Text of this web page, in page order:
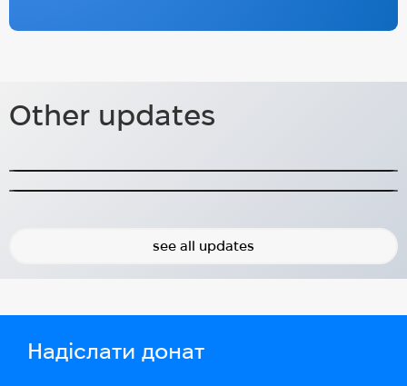
Other updates
співпраця — HUG на HIP25
Геополітика, інновації та співпраця — HUG на
Hug (Help Ukraine Gothenburg) та
Star For Life Ukraine, ми
посеред війни.
see all updates
Надіслати донат